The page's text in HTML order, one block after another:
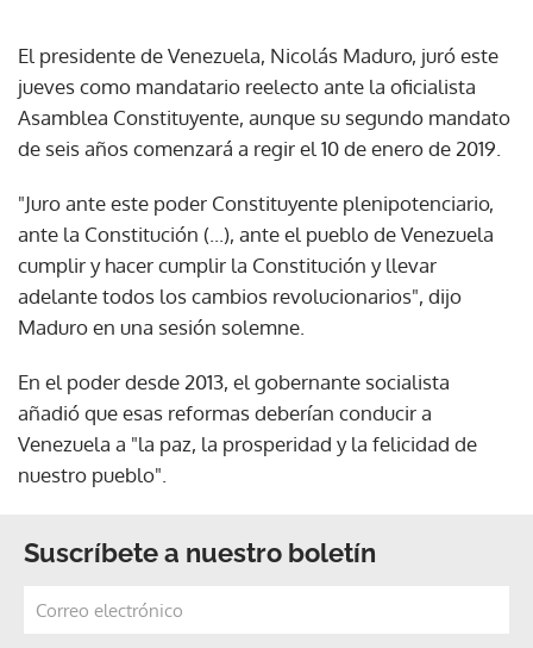
El presidente de Venezuela, Nicolás Maduro, juró este
jueves como mandatario reelecto ante la oficialista
Asamblea Constituyente, aunque su segundo mandato
de seis años comenzará a regir el 10 de enero de 2019.
"Juro ante este poder Constituyente plenipotenciario,
ante la Constitución (...), ante el pueblo de Venezuela
cumplir y hacer cumplir la Constitución y llevar
adelante todos los cambios revolucionarios", dijo
Maduro en una sesión solemne.
En el poder desde 2013, el gobernante socialista
añadió que esas reformas deberían conducir a
Venezuela a "la paz, la prosperidad y la felicidad de
nuestro pueblo".
Suscríbete a nuestro boletín